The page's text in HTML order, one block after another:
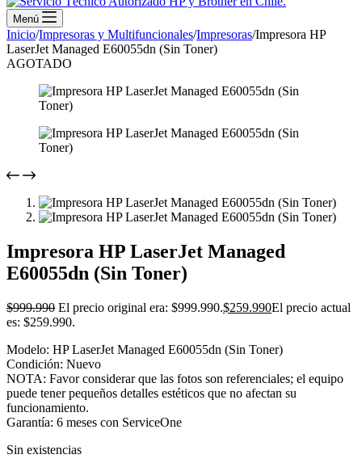
Menú
Inicio/Impresoras y Multifuncionales/Impresoras/Impresora HP
LaserJet Managed E60055dn (Sin Toner)
AGOTADO
Impresora HP LaserJet Managed
E60055dn (Sin Toner)
$999.990 El precio original era: $999.990.$259.990El precio actual
es: $259.990.
Modelo: HP LaserJet Managed E60055dn (Sin Toner)
Condición: Nuevo
NOTA: Favor considerar que las fotos son referenciales; el equipo
puede tener pequeños detalles estéticos que no afectan su
funcionamiento.
Garantía: 6 meses con ServiceOne
Sin existencias